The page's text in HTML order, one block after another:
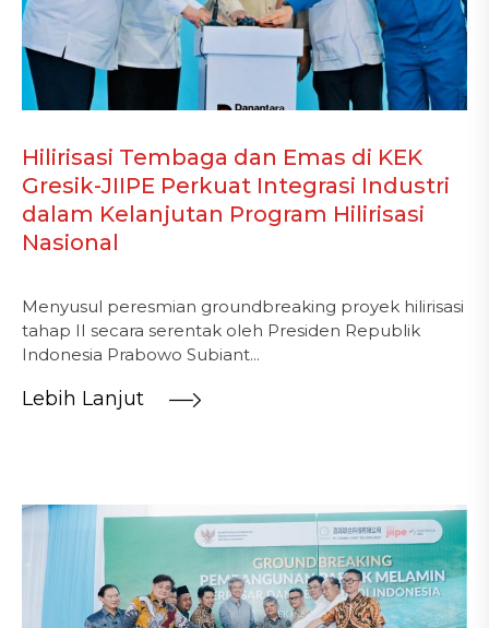
Hilirisasi Tembaga dan Emas di KEK
Gresik-JIIPE Perkuat Integrasi Industri
dalam Kelanjutan Program Hilirisasi
Nasional
Menyusul peresmian groundbreaking proyek hilirisasi
tahap II secara serentak oleh Presiden Republik
Indonesia Prabowo Subiant...
Lebih Lanjut